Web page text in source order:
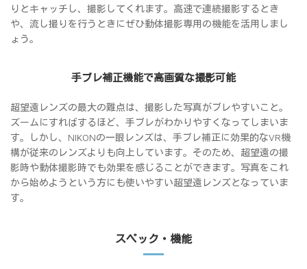
りとキャッチし、撮影してくれます。高速で連続撮影するとき
や、流し撮りを行うときにぜひ動体撮影専用の機能を活用しまし
ょう。
手ブレ補正機能で高画質な撮影可能
超望遠レンズの最大の難点は、撮影した写真がブレやすいこと。
ズームにすればするほど、手ブレがわかりやすくなってしまいま
す。しかし、NIKONの一眼レンズは、手ブレ補正に効果的なVR機
構が従来のレンズよりも向上しています。そのため、超望遠の撮
影時や動体撮影時でも効果を感じることができます。写真をこれ
から始めようという方にも使いやすい超望遠レンズとなっていま
す。
スペック・機能